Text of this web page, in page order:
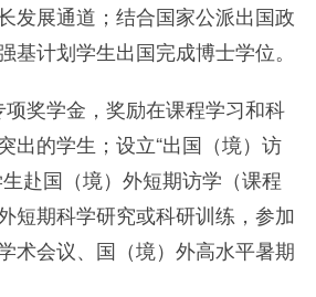
发展通道；结合国家公派出国政
基计划学生出国完成博士学位。
项奖学金，奖励在课程学习和科
出的学生；设立“出国（境）访
赴国（境）外短期访学（课程
短期科学研究或科研训练，参加
术会议、国（境）外高水平暑期